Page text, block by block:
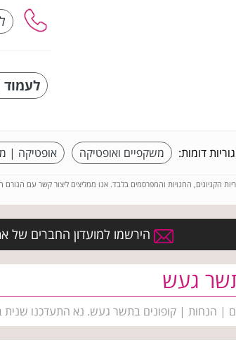
לעמוד
דומות: משקפיים ואופטיקה אופטיקה |
הקניונים, החנויות והמפרסמים בלבד. אנו ממליצים ליצור קשר עם
הירשמו למועדון החברים של
געש
| הנחות | קופונים בתשר געש. נא התעדכנו שנית